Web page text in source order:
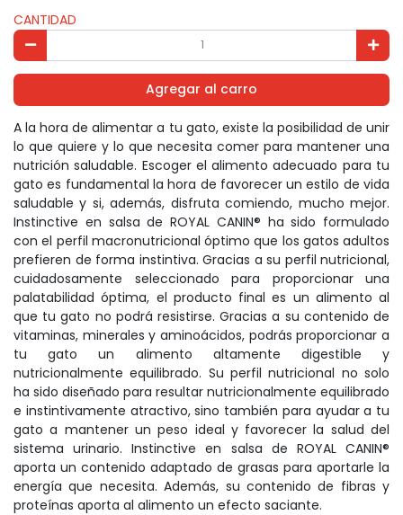
CANTIDAD
Agregar al carro
A la hora de alimentar a tu gato, existe la posibilidad de unir
lo que quiere y lo que necesita comer para mantener una
nutrición saludable. Escoger el alimento adecuado para tu
gato es fundamental la hora de favorecer un estilo de vida
saludable y si, además, disfruta comiendo, mucho mejor.
Instinctive en salsa de ROYAL CANIN® ha sido formulado
con el perfil macronutricional óptimo que los gatos adultos
prefieren de forma instintiva. Gracias a su perfil nutricional,
cuidadosamente seleccionado para proporcionar una
palatabilidad óptima, el producto final es un alimento al
que tu gato no podrá resistirse. Gracias a su contenido de
vitaminas, minerales y aminoácidos, podrás proporcionar a
tu gato un alimento altamente digestible y
nutricionalmente equilibrado. Su perfil nutricional no solo
ha sido diseñado para resultar nutricionalmente equilibrado
e instintivamente atractivo, sino también para ayudar a tu
gato a mantener un peso ideal y favorecer la salud del
sistema urinario. Instinctive en salsa de ROYAL CANIN®
aporta un contenido adaptado de grasas para aportarle la
energía que necesita. Además, su contenido de fibras y
proteínas aporta al alimento un efecto saciante.